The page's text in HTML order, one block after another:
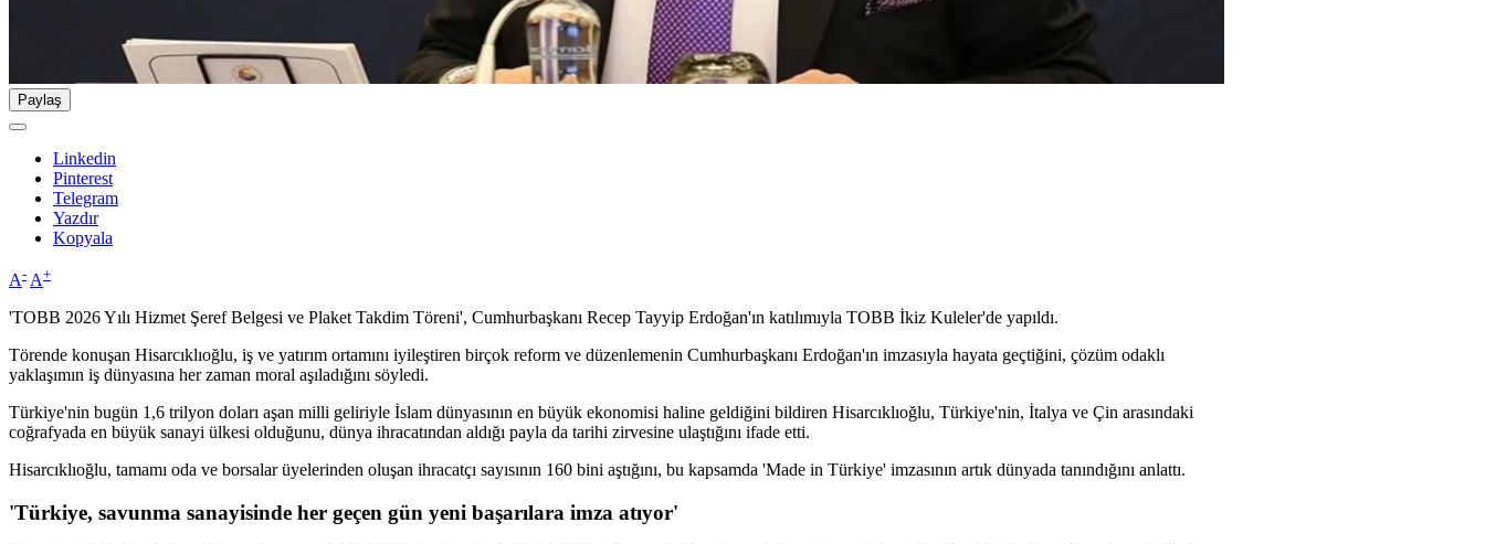
Paylaş
Linkedin
Pinterest
Telegram
Yazdır
Kopyala
A- A+
'TOBB 2026 Yılı Hizmet Şeref Belgesi ve Plaket Takdim Töreni', Cumhurbaşkanı Recep Tayyip Erdoğan'ın katılımıyla TOBB İkiz Kuleler'de yapıldı.
Törende konuşan Hisarcıklıoğlu, iş ve yatırım ortamını iyileştiren birçok reform ve düzenlemenin Cumhurbaşkanı Erdoğan'ın imzasıyla hayata geçtiğini, çözüm odaklı
yaklaşımın iş dünyasına her zaman moral aşıladığını söyledi.
Türkiye'nin bugün 1,6 trilyon doları aşan milli geliriyle İslam dünyasının en büyük ekonomisi haline geldiğini bildiren Hisarcıklıoğlu, Türkiye'nin, İtalya ve Çin arasındaki
coğrafyada en büyük sanayi ülkesi olduğunu, dünya ihracatından aldığı payla da tarihi zirvesine ulaştığını ifade etti.
Hisarcıklıoğlu, tamamı oda ve borsalar üyelerinden oluşan ihracatçı sayısının 160 bini aştığını, bu kapsamda 'Made in Türkiye' imzasının artık dünyada tanındığını anlattı.
'Türkiye, savunma sanayisinde her geçen gün yeni başarılara imza atıyor'